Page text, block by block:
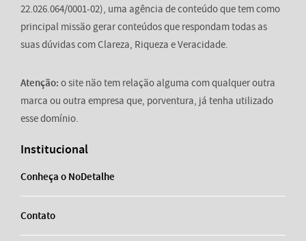
22.026.064/0001-02), uma agência de conteúdo que tem como
principal missão gerar conteúdos que respondam todas as
suas dúvidas com Clareza, Riqueza e Veracidade.
Atenção: o site não tem relação alguma com qualquer outra
marca ou outra empresa que, porventura, já tenha utilizado
esse domínio.
Institucional
Conheça o NoDetalhe
Contato